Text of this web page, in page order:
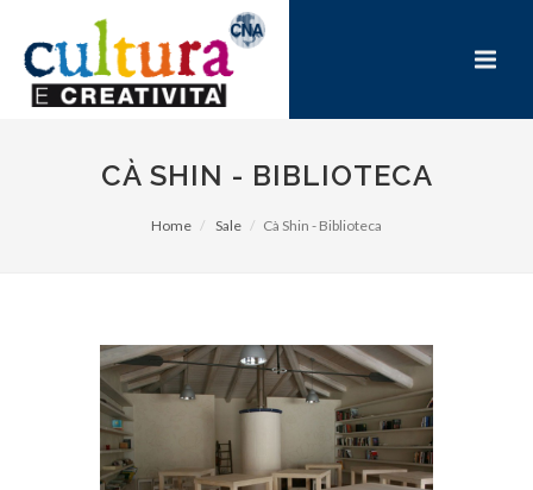
CÀ SHIN - BIBLIOTECA
Home Sale Cà Shin - Biblioteca